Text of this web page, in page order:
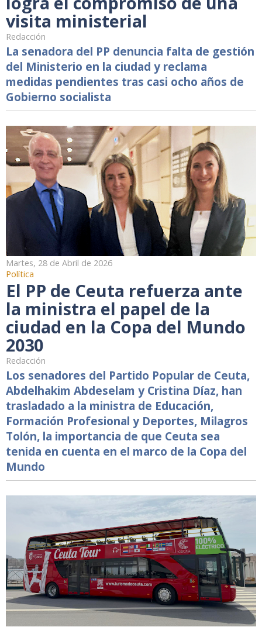
visita ministerial
Redacción
La senadora del PP denuncia falta de gestión
del Ministerio en la ciudad y reclama
medidas pendientes tras casi ocho años de
Gobierno socialista
Martes, 28 de Abril de 2026
Política
El PP de Ceuta refuerza ante
la ministra el papel de la
ciudad en la Copa del Mundo
2030
Redacción
Los senadores del Partido Popular de Ceuta,
Abdelhakim Abdeselam y Cristina Díaz, han
trasladado a la ministra de Educación,
Formación Profesional y Deportes, Milagros
Tolón, la importancia de que Ceuta sea
tenida en cuenta en el marco de la Copa del
Mundo